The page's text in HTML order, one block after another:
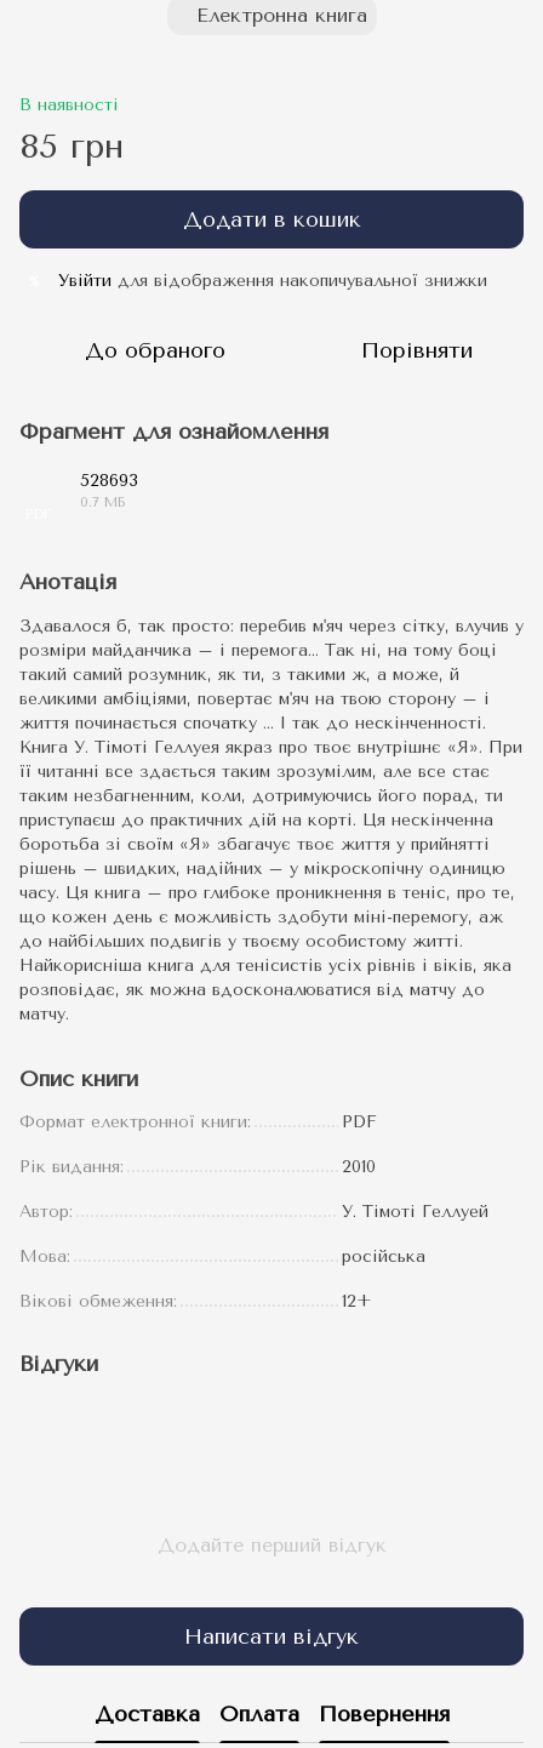
Електронна книга
В наявності
85 грн
Додати в кошик
Увійти для відображення накопичувальної знижки
До обраного Порівняти
Фрагмент для ознайомлення
528693
0.7 МБ
Анотація
Здавалося б, так просто: перебив м'яч через сітку, влучив у
розміри майданчика – і перемога… Так ні, на тому боці
такий самий розумник, як ти, з такими ж, а може, й
великими амбіціями, повертає м'яч на твою сторону – і
життя починається спочатку ... І так до нескінченності.
Книга У. Тімоті Геллуея якраз про твоє внутрішнє «Я». При
її читанні все здається таким зрозумілим, але все стає
таким незбагненним, коли, дотримуючись його порад, ти
приступаєш до практичних дій на корті. Ця нескінченна
боротьба зі своїм «Я» збагачує твоє життя у прийнятті
рішень – швидких, надійних – у мікроскопічну одиницю
часу. Ця книга – про глибоке проникнення в теніс, про те,
що кожен день є можливість здобути міні-перемогу, аж
до найбільших подвигів у твоєму особистому житті.
Найкорисніша книга для тенісистів усіх рівнів і віків, яка
розповідає, як можна вдосконалюватися від матчу до
матчу.
Опис книги
Формат електронної книги: PDF
Рік видання: 2010
Автор: У. Тімоті Геллуей
Мова: російська
Вікові обмеження: 12+
Відгуки
Додайте перший відгук
Написати відгук
Доставка Оплата Повернення